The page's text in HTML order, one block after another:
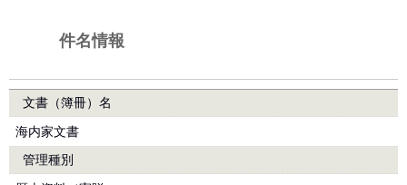
件名情報
文書（簿冊）名
海内家文書
管理種別